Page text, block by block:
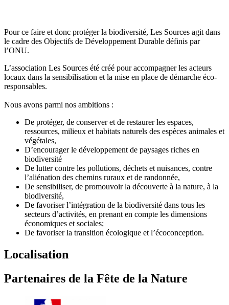
Pour ce faire et donc protéger la biodiversité, Les Sources agit dans
le cadre des Objectifs de Développement Durable définis par
l’ONU.
L’association Les Sources été créé pour accompagner les acteurs
locaux dans la sensibilisation et la mise en place de démarche éco-
responsables.
Nous avons parmi nos ambitions :
De protéger, de conserver et de restaurer les espaces,
ressources, milieux et habitats naturels des espèces animales et
végétales,
D’encourager le développement de paysages riches en
biodiversité
De lutter contre les pollutions, déchets et nuisances, contre
l’aliénation des chemins ruraux et de randonnée,
De sensibiliser, de promouvoir la découverte à la nature, à la
biodiversité,
De favoriser l’intégration de la biodiversité dans tous les
secteurs d’activités, en prenant en compte les dimensions
économiques et sociales;
De favoriser la transition écologique et l’écoconception.
Localisation
Partenaires de la Fête de la Nature